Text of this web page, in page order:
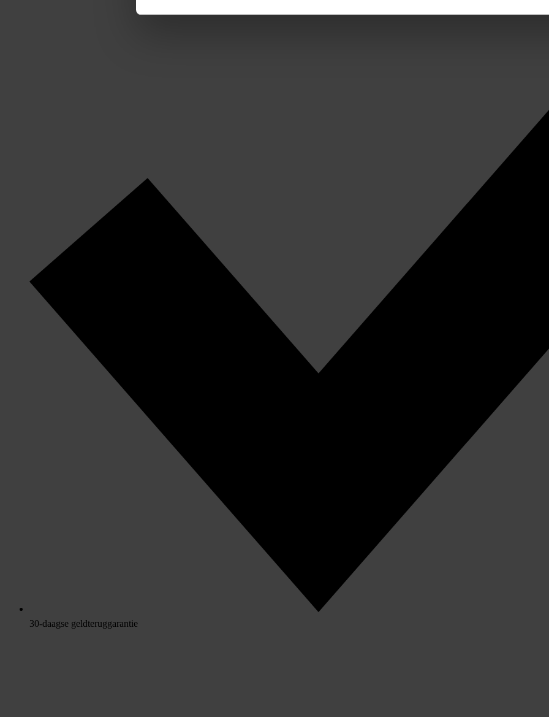
30-daagse geldteruggarantie